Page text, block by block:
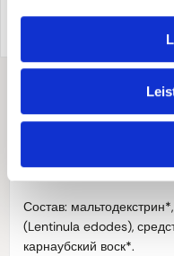
Страна бренда:
1 таблетка содержит:
Состав:
(Lentinula edodes),
карнаубский воск*.